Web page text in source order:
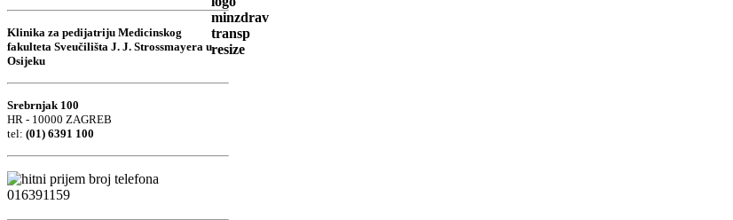
Klinika za pedijatriju Medicinskog
fakulteta Sveučilišta J. J. Strossmayera u
Osijeku
Srebrnjak 100
HR - 10000 ZAGREB
tel:
(01) 6391 100